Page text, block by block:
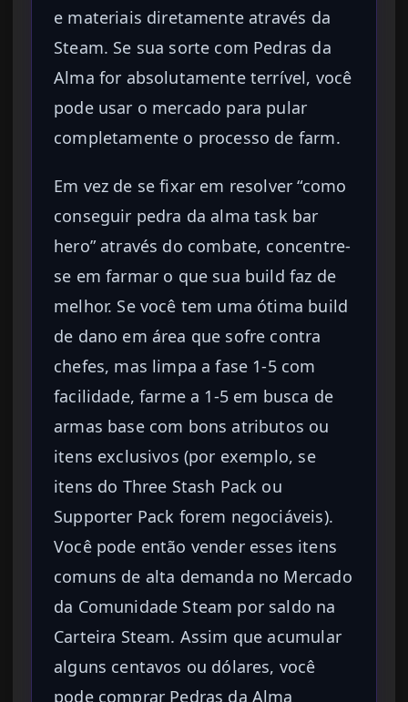
e materiais diretamente através da
Steam. Se sua sorte com Pedras da
Alma for absolutamente terrível, você
pode usar o mercado para pular
completamente o processo de farm.
Em vez de se fixar em resolver “como
conseguir pedra da alma task bar
hero” através do combate, concentre-
se em farmar o que sua build faz de
melhor. Se você tem uma ótima build
de dano em área que sofre contra
chefes, mas limpa a fase 1-5 com
facilidade, farme a 1-5 em busca de
armas base com bons atributos ou
itens exclusivos (por exemplo, se
itens do Three Stash Pack ou
Supporter Pack forem negociáveis).
Você pode então vender esses itens
comuns de alta demanda no Mercado
da Comunidade Steam por saldo na
Carteira Steam. Assim que acumular
alguns centavos ou dólares, você
pode comprar Pedras da Alma